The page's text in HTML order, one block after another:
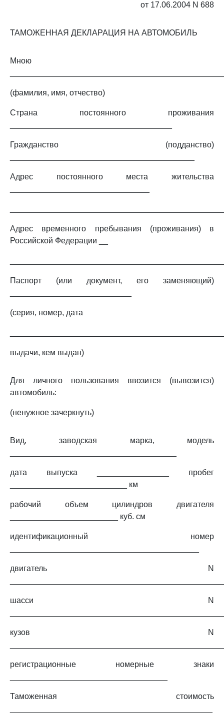
от 17.06.2004 N 688
ТАМОЖЕННАЯ ДЕКЛАРАЦИЯ НА АВТОМОБИЛЬ
Мною
(фамилия, имя, отчество)
Страна постоянного проживания
Гражданство (подданство)
Адрес постоянного места жительства
Адрес временного пребывания (проживания) в
Российской Федерации __
Паспорт (или документ, его заменяющий)
(серия, номер, дата
выдачи, кем выдан)
Для личного пользования ввозится (вывозится)
автомобиль:
(ненужное зачеркнуть)
Вид, заводская марка, модель
дата выпуска ________________ пробег
__________________________ км
рабочий объем цилиндров двигателя
________________________ куб. см
идентификационный номер
двигатель N
шасси N
кузов N
регистрационные номерные знаки
Таможенная стоимость